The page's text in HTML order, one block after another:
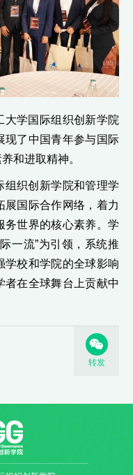
大学国际组织创新学院
现了中国青年参与国际
和进取精神。
组织创新学院和管理学
展国际合作网络，着力
务世界的核心素养。学
一流”为引领，系统推
学校和学院的全球影响
者在全球舞台上贡献中
转发